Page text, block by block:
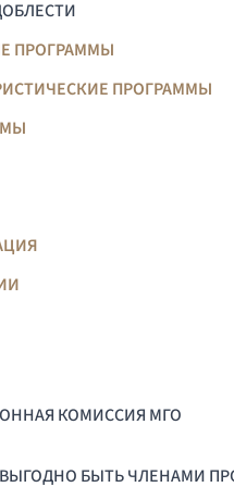
ПРОГРАММЫ
ПРОГРАММЫ
КОМИССИЯ МГО
БЫТЬ ЧЛЕНАМИ